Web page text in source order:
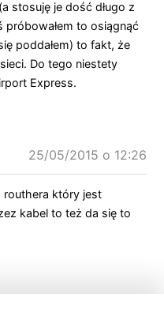
stosuję je dość długo z
próbowałem to osiągnąć
poddałem) to fakt, że
Do tego niestety
Express.
25/05/2015 o 12:26
routhera który jest
kabel to też da się to